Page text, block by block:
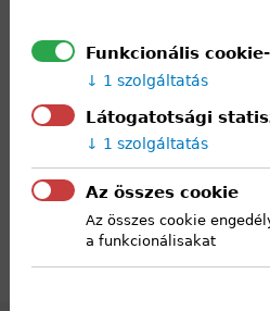
Funkcionális
1 szolgáltatás
Látogatotsági
1 szolgáltatás
Az összes cookie
Az összes cookie
a funkcionálisakat